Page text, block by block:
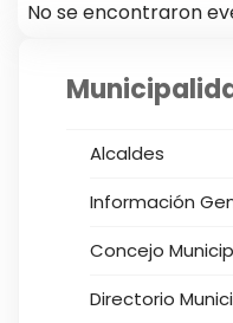
No se encontraron
Alcaldes
Información
Concejo
Directorio